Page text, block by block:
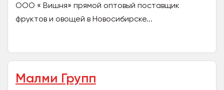
ООО « Вишня» прямой оптовый поставщик
фруктов и овощей в Новосибирске...
Малми Групп